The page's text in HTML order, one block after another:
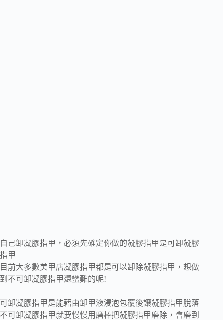
自己卸凝膠指甲，必須先確定你做的凝膠指甲是可卸凝膠
指甲
目前大多數美甲店凝膠指甲都是可以卸除凝膠指甲，想做
到不可卸凝膠指甲還蠻難的呢!
可卸凝膠指甲是能藉由卸甲液浸泡包覆後讓凝膠指甲脫落
不可卸凝膠指甲就要慢慢用磨棒把凝膠指甲磨除，會磨到